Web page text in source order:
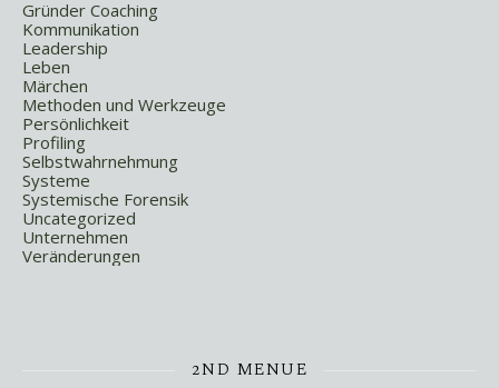
Gründer Coaching
Kommunikation
Leadership
Leben
Märchen
Methoden und Werkzeuge
Persönlichkeit
Profiling
Selbstwahrnehmung
Systeme
Systemische Forensik
Uncategorized
Unternehmen
Veränderungen
2ND MENUE